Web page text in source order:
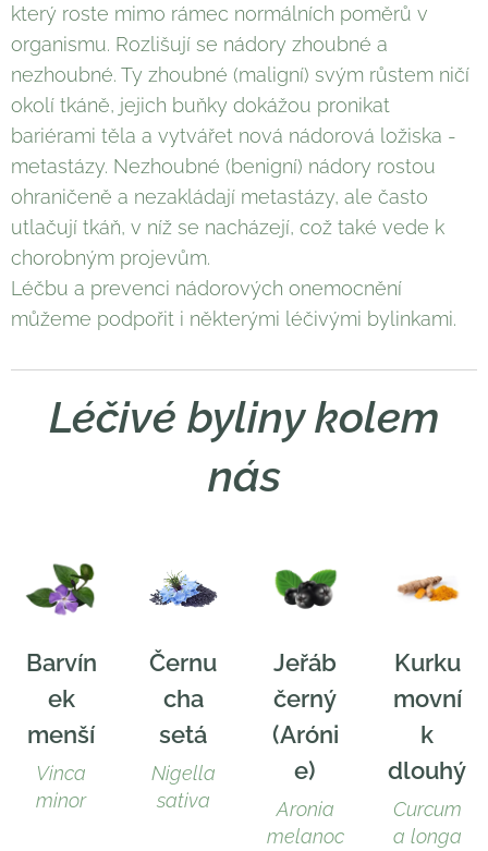
který roste mimo rámec normálních poměrů v
organismu. Rozlišují se nádory zhoubné a
nezhoubné. Ty zhoubné (maligní) svým růstem ničí
okolí tkáně, jejich buňky dokážou pronikat
bariérami těla a vytvářet nová nádorová ložiska -
metastázy. Nezhoubné (benigní) nádory rostou
ohraničeně a nezakládají metastázy, ale často
utlačují tkáň, v níž se nacházejí, což také vede k
chorobným projevům.
Léčbu a prevenci nádorových onemocnění
můžeme podpořit i některými léčivými bylinkami.
Léčivé byliny kolem
nás
Barvín
ek
menší
Vinca
minor
Černu
cha
setá
Nigella
sativa
Jeřáb
černý
(Aróni
e)
Aronia
melanoc
Kurku
movní
k
dlouhý
Curcum
a longa